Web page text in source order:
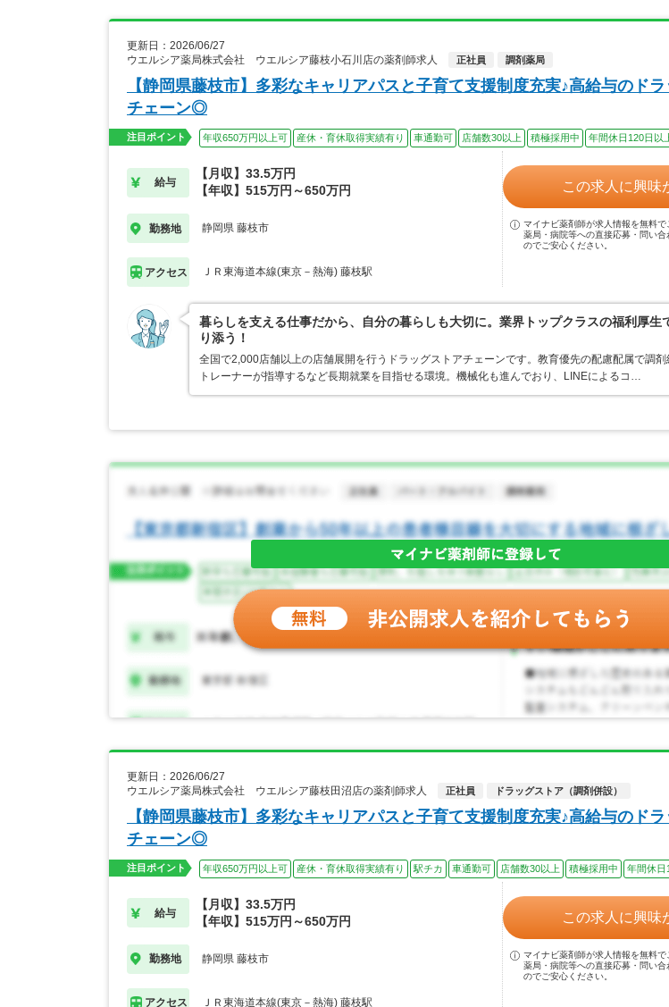
更新日：2026/06/27
ウエルシア薬局株式会社 ウエルシア藤枝小石川店の薬剤師求人
正社員 調剤薬局
【静岡県藤枝市】多彩なキャリアパスと子育て支援制度充実♪高給与のド
チェーン◎
注目ポイント 年収650万円以上可 産休・育休取得実績有り 車通勤可 店舗数30以上 積極採用中 年間休日120日以
給与
【月収】33.5万円
【年収】515万円～650万円
勤務地 静岡県 藤枝市
アクセス ＪＲ東海道本線(東京－熱海) 藤枝駅
この求人に興味
マイナビ薬剤師が求人情報を無料で
薬局・病院等への直接応募・問い合
のでご安心ください。
暮らしを支える仕事だから、自分の暮らしも大切に。業界トップクラスの福利厚生
り添う！
全国で2,000店舗以上の店舗展開を行うドラッグストアチェーンです。教育優先の配慮配属で調剤
トレーナーが指導するなど長期就業を目指せる環境。機械化も進んでおり、LINEによるコ…
更新日：2026/06/27
ウエルシア薬局株式会社 ウエルシア藤枝田沼店の薬剤師求人
正社員 ドラッグストア（調剤併設）
【静岡県藤枝市】多彩なキャリアパスと子育て支援制度充実♪高給与のド
チェーン◎
注目ポイント 年収650万円以上可 産休・育休取得実績有り 駅チカ 車通勤可 店舗数30以上 積極採用中 年間休日
給与
【月収】33.5万円
【年収】515万円～650万円
勤務地 静岡県 藤枝市
アクセス ＪＲ東海道本線(東京－熱海) 藤枝駅
この求人に興味
マイナビ薬剤師が求人情報を無料で
薬局・病院等への直接応募・問い合
のでご安心ください。